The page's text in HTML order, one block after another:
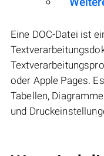
Eine DOC-Datei ist
oder Apple Pages.
Tabellen,
und